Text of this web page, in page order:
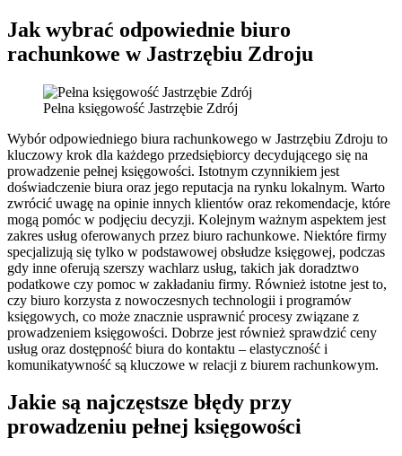
Jak wybrać odpowiednie biuro
rachunkowe w Jastrzębiu Zdroju
Pełna księgowość Jastrzębie Zdrój
Wybór odpowiedniego biura rachunkowego w Jastrzębiu Zdroju to
kluczowy krok dla każdego przedsiębiorcy decydującego się na
prowadzenie pełnej księgowości. Istotnym czynnikiem jest
doświadczenie biura oraz jego reputacja na rynku lokalnym. Warto
zwrócić uwagę na opinie innych klientów oraz rekomendacje, które
mogą pomóc w podjęciu decyzji. Kolejnym ważnym aspektem jest
zakres usług oferowanych przez biuro rachunkowe. Niektóre firmy
specjalizują się tylko w podstawowej obsłudze księgowej, podczas
gdy inne oferują szerszy wachlarz usług, takich jak doradztwo
podatkowe czy pomoc w zakładaniu firmy. Również istotne jest to,
czy biuro korzysta z nowoczesnych technologii i programów
księgowych, co może znacznie usprawnić procesy związane z
prowadzeniem księgowości. Dobrze jest również sprawdzić ceny
usług oraz dostępność biura do kontaktu – elastyczność i
komunikatywność są kluczowe w relacji z biurem rachunkowym.
Jakie są najczęstsze błędy przy
prowadzeniu pełnej księgowości